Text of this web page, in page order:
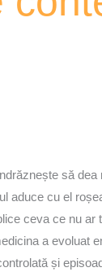
să
aduce cu el
ceva ce nu
a evoluat
și